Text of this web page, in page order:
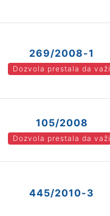
269/2008-1
Dozvola prestala da važi
105/2008
Dozvola prestala da važi
445/2010-3